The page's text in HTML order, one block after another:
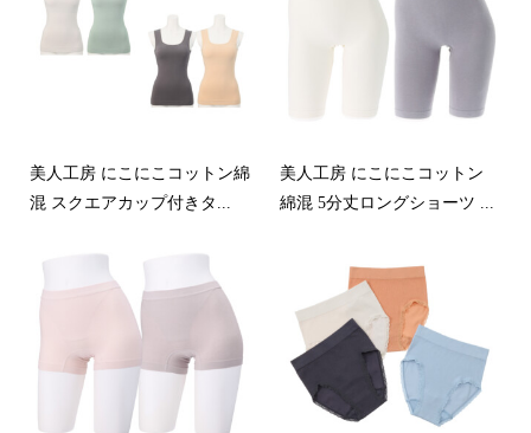
美人工房 にこにこコットン綿
混 スクエアカップ付きタ...
美人工房 にこにこコットン
綿混 5分丈ロングショーツ ...